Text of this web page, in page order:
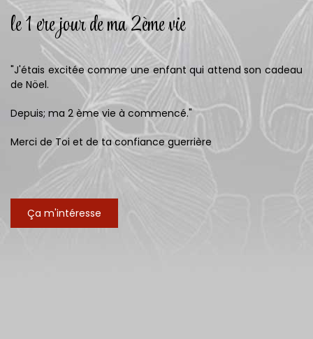
le 1 ere jour de ma 2ème vie
"J'étais excitée comme une enfant qui attend son cadeau
de Nöel.
Depuis; ma 2 ème vie à commencé."
Merci de Toi et de ta confiance guerrière
Ça m'intéresse